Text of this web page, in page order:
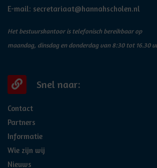
E-mail: secretariaat@hannahscholen.nl
Het bestuurskantoor is telefonisch bereikbaar op
maandag, dinsdag en donderdag van 8:30 tot 16.30
Snel naar:
Contact
Partners
Informatie
Wie zijn wij
Nieuws